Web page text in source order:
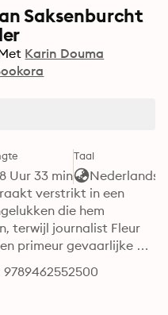
Saksenburcht
Karin Douma
8 Uur 33 min
Taal
Nederlands
verstrikt in een
die hem
terwijl journalist Fleur
primeur gevaarlijke